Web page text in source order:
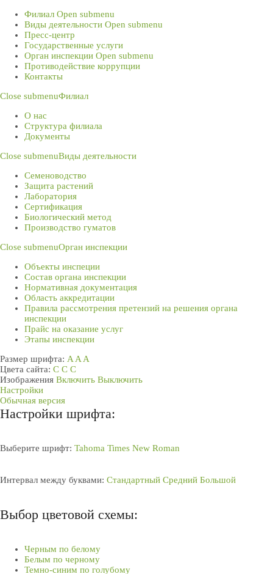
Филиал Open submenu
Виды деятельности Open submenu
Пресс-центр
Государственные услуги
Орган инспекции Open submenu
Противодействие коррупции
Контакты
Close submenuФилиал
О нас
Структура филиала
Документы
Close submenuВиды деятельности
Семеноводство
Защита растений
Лаборатория
Сертификация
Биологический метод
Производство гуматов
Close submenuОрган инспекции
Объекты инспеции
Состав органа инспекции
Нормативная документация
Область аккредитации
Правила рассмотрения претензий на решения органа
инспекции
Прайс на оказание услуг
Этапы инспекции
Размер шрифта: A A A
Цвета сайта: С С С
Изображения Включить Выключить
Настройки
Обычная версия
Настройки шрифта:
Выберите шрифт: Tahoma Times New Roman
Интервал между буквами: Стандартный Средний Большой
Выбор цветовой схемы:
Черным по белому
Белым по черному
Темно-синим по голубому